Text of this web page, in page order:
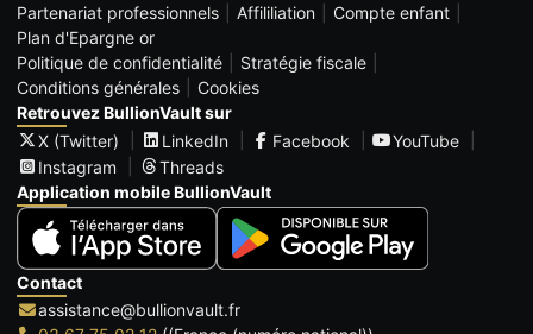
Partenariat professionnels
Affililiation
Compte enfant
Plan d'Epargne or
Politique de confidentialité
Stratégie fiscale
Conditions générales
Cookies
Retrouvez BullionVault sur
X (Twitter)
LinkedIn Facebook
YouTube
Instagram
Threads
Application mobile BullionVault
Contact
assistance@bullionvault.fr